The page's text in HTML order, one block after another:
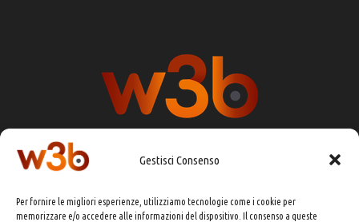
Gestisci Consenso
Per fornire le migliori esperienze, utilizziamo tecnologie come i cookie per
memorizzare e/o accedere alle informazioni del dispositivo. Il consenso a queste
DIRETTORE RESPONSABILE:
CHIARA PORTA
REDAZIONE & GRAFICA:EOIPSO.IT